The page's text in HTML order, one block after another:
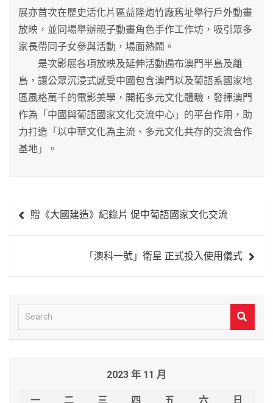
展亦首次在歷史活化片區益隆炮竹廠舊址舉行戶外動畫
放映，並同場舉辦親子動畫角色手作工作坊，吸引眾多
家長帶同子女參與活動，場面熱鬧。
是次影展各項放映及延伸活動遍布澳門半島及離
島，讓公眾沉浸式感受中國包含澳門以及葡語系國家地
區風格萬千的電影美學，開拓多元文化體驗，發揮澳門
作為「中國與葡語國家文化交流中心」的平台作用，助
力打造「以中華文化為主流、多元文化共存的交流合作
基地」。
章
贈《大國建造》紀錄片 促中葡語國家文化交流
「澳科一號」衛星 正式投入使用儀式
e
2023 年 11 月
一 二 三 四 五 六 日